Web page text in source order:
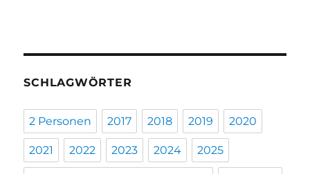
SCHLAGWÖRTER
2 Personen 2017 2018 2019 2020
2021 2022 2023 2024 2025